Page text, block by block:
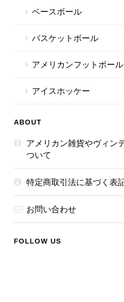
ベースボール
バスケットボール
アメリカンフットボール
アイスホッケー
ABOUT
アメリカン雑貨やヴィン
ついて
特定商取引法に基づく表
お問い合わせ
FOLLOW US